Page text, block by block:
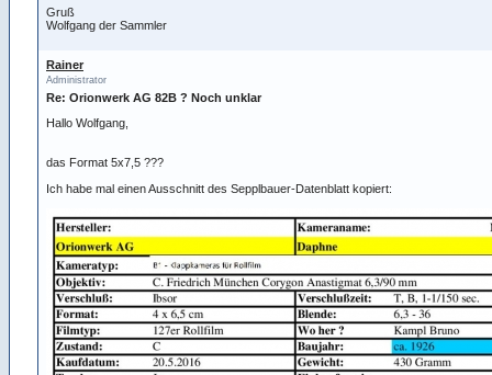
Gruß
Wolfgang der Sammler
Rainer
Administrator
Re: Orionwerk AG 82B ? Noch unklar
Hallo Wolfgang,
das Format 5x7,5 ???
Ich habe mal einen Ausschnitt des Sepplbauer-Datenblatt kopiert: